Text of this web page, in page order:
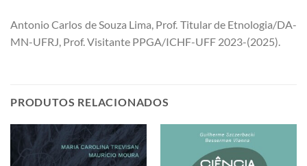
Antonio Carlos de Souza Lima, Prof. Titular de Etnologia/DA-
MN-UFRJ, Prof. Visitante PPGA/ICHF-UFF 2023-(2025).
PRODUTOS RELACIONADOS